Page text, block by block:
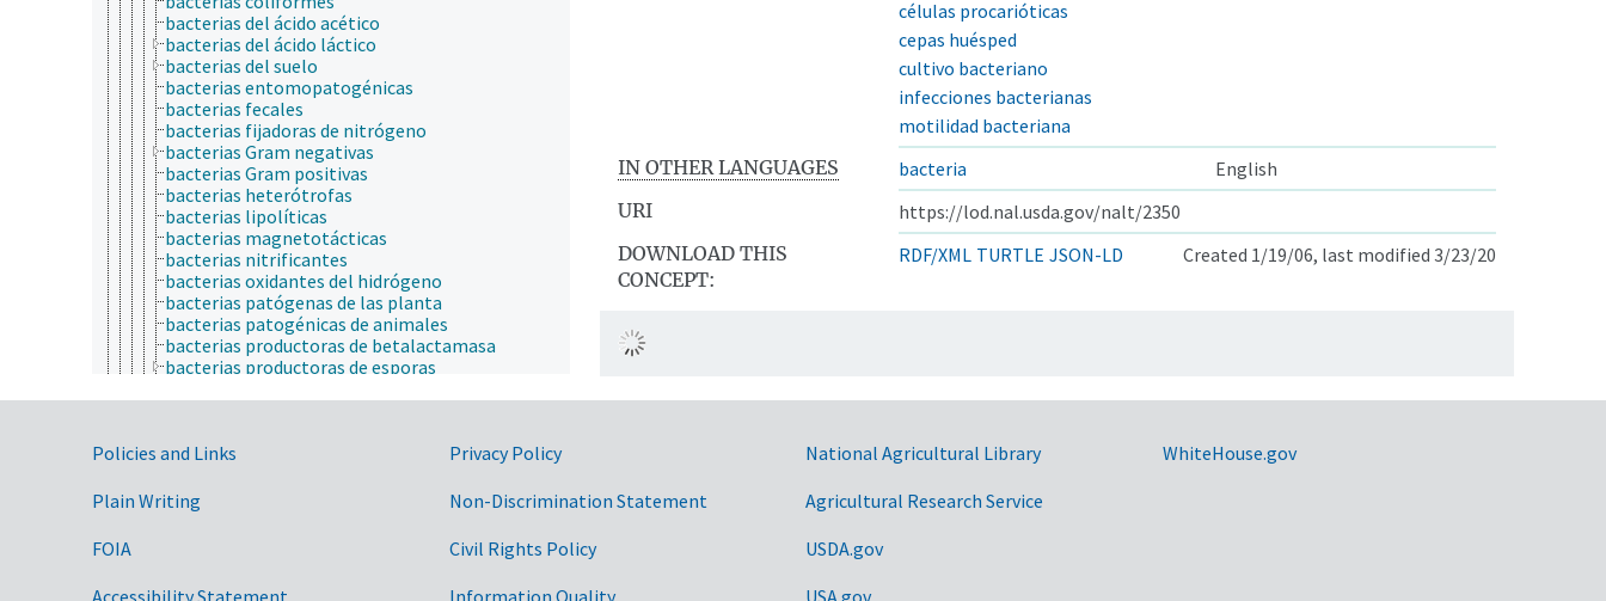
bacterias del ácido acético
bacterias del ácido láctico
bacterias del suelo
bacterias entomopatogénicas
bacterias fecales
bacterias fijadoras de nitrógeno
bacterias Gram negativas
bacterias Gram positivas
bacterias heterótrofas
bacterias lipolíticas
bacterias magnetotácticas
bacterias nitrificantes
bacterias oxidantes del hidrógeno
bacterias patógenas de las planta
bacterias patogénicas de animales
bacterias productoras de betalactamasa
bacterias productoras de esporas
bacterias termoduricas
bacterias transmitidas por las semillas
bacteriodos
cianobacterias fijadoras de nitrógeno
células procarióticas
cepas huésped
cultivo bacteriano
infecciones bacterianas
motilidad bacteriana
IN OTHER LANGUAGES
bacteria
English
URI
https://lod.nal.usda.gov/nalt/2350
DOWNLOAD THIS
CONCEPT:
RDF/XML TURTLE JSON-LD Created 1/19/06, last modified 3/23/20
Government Links
Policies and Links
Plain Writing
FOIA
Accessibility Statement
Privacy Policy
Non-Discrimination Statement
Civil Rights Policy
Information Quality
National Agricultural Library
Agricultural Research Service
USDA.gov
USA.gov
WhiteHouse.gov